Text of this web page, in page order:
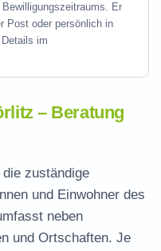
Er
Post oder persönlich in
im
– Beratung
zuständige
und Einwohner des
neben
und Ortschaften. Je